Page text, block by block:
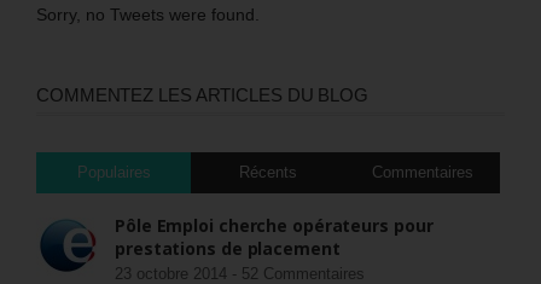
Sorry, no Tweets were found.
COMMENTEZ LES ARTICLES DU BLOG
Populaires Récents Commentaires
Pôle Emploi cherche opérateurs pour
prestations de placement
23 octobre 2014 - 52 Commentaires